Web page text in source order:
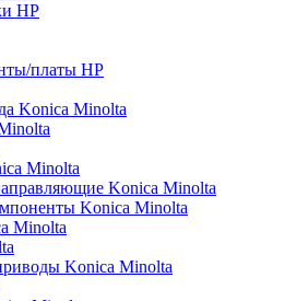
HP
платы HP
Konica Minolta
Minolta
Konica Minolta
Konica Minolta
Minolta
Konica Minolta